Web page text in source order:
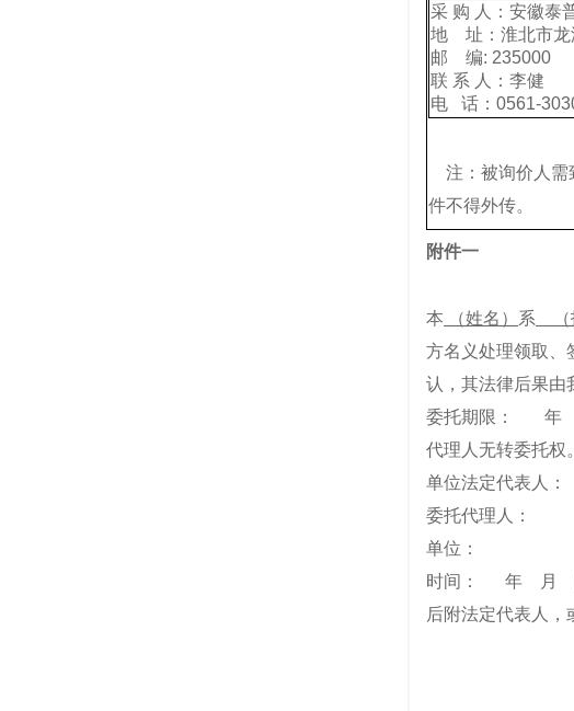
采 购 人：安徽泰
地 址：淮北市龙
邮 编: 235000
联 系 人：李健
电 话：0561-
注：被询价人需
件不得外传。
附件一
本 （姓名） 系 （
方名义处理领取、
认，其法律后果由
委托期限：
代理人无转委托权。
单位法定代表人
委托代理人：
单位： （
时间： 年 月
后附法定代表人，